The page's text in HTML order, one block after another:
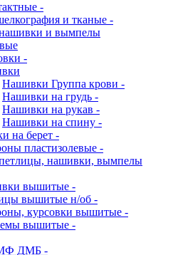
-
и тканые -
и вымпелы
-
Нашивки Группа крови -
Нашивки на грудь -
Нашивки на рукав -
Нашивки на спину -
на берет -
пластизолевые -
нашивки, вымпелы
вышитые -
вышитые н/об -
курсовки вышитые -
вышитые -
ДМБ -